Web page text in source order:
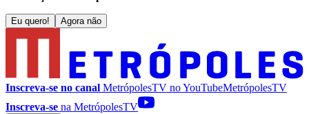
Eu quero! Agora não
Inscreva-se no canal MetrópolesTV noYouTubeMetrópolesTV
Inscreva-se na MetrópolesTV